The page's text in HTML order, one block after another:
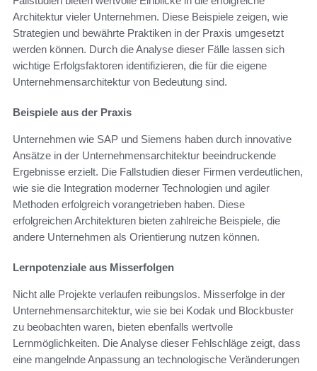
Architektur vieler Unternehmen. Diese Beispiele zeigen, wie
Strategien und bewährte Praktiken in der Praxis umgesetzt
werden können. Durch die Analyse dieser Fälle lassen sich
wichtige Erfolgsfaktoren identifizieren, die für die eigene
Unternehmensarchitektur von Bedeutung sind.
Beispiele aus der Praxis
Unternehmen wie SAP und Siemens haben durch innovative
Ansätze in der Unternehmensarchitektur beeindruckende
Ergebnisse erzielt. Die Fallstudien dieser Firmen verdeutlichen,
wie sie die Integration moderner Technologien und agiler
Methoden erfolgreich vorangetrieben haben. Diese
erfolgreichen Architekturen bieten zahlreiche Beispiele, die
andere Unternehmen als Orientierung nutzen können.
Lernpotenziale aus Misserfolgen
Nicht alle Projekte verlaufen reibungslos. Misserfolge in der
Unternehmensarchitektur, wie sie bei Kodak und Blockbuster
zu beobachten waren, bieten ebenfalls wertvolle
Lernmöglichkeiten. Die Analyse dieser Fehlschläge zeigt, dass
eine mangelnde Anpassung an technologische Veränderungen